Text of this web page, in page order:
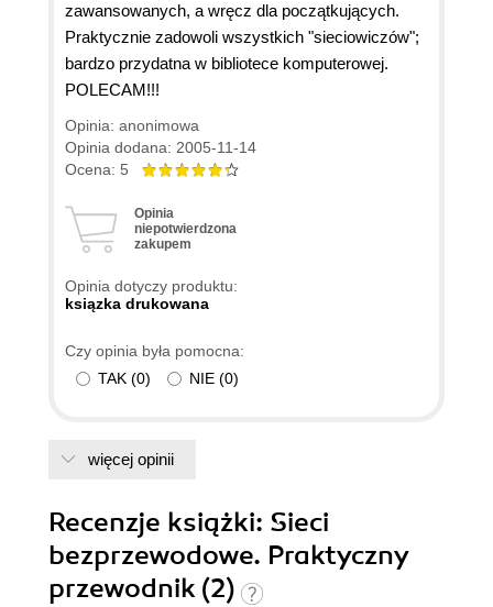
zawansowanych, a wręcz dla początkujących.
Praktycznie zadowoli wszystkich "sieciowiczów";
bardzo przydatna w bibliotece komputerowej.
POLECAM!!!
Opinia: anonimowa
Opinia dodana: 2005-11-14
Ocena: 5
Opinia
niepotwierdzona
zakupem
Opinia dotyczy produktu:
ksiązka drukowana
Czy opinia była pomocna:
TAK (0) NIE (0)
więcej opinii
Recenzje książki: Sieci
bezprzewodowe. Praktyczny
przewodnik (2)